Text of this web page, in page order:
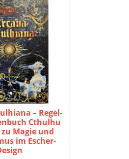
– Regel-
Cthulhu
Magie und
im Escher-